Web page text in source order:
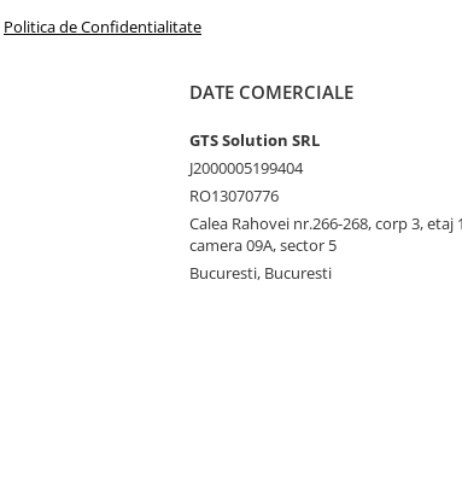
Politica de Confidentialitate
DATE COMERCIALE
GTS Solution SRL
J2000005199404
RO13070776
Calea Rahovei nr.266-268, corp 3, etaj
camera 09A, sector 5
Bucuresti, Bucuresti